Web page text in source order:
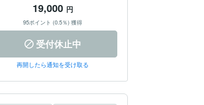
19,000 円
95ポイント (0.5％) 獲得
受付休止中
再開したら通知を受け取る